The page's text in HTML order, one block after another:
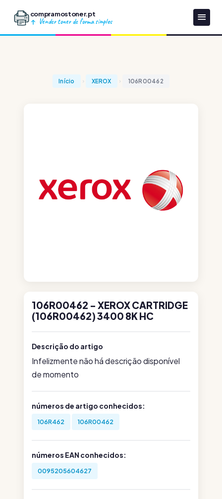
compramostoner.pt
Vender toner de forma simples
Início XEROX 106R00462
106R00462 - XEROX CARTRIDGE
(106R00462) 3400 8K HC
Descrição do artigo
Infelizmente não há descrição disponível
de momento
números de artigo conhecidos:
106R462 106R00462
números EAN conhecidos:
0095205604627